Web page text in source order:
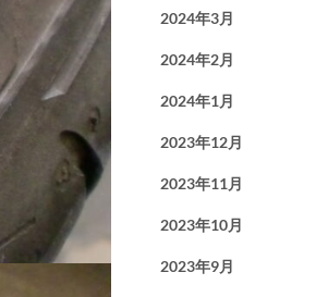
2024年3月
2024年2月
2024年1月
2023年12月
2023年11月
2023年10月
2023年9月